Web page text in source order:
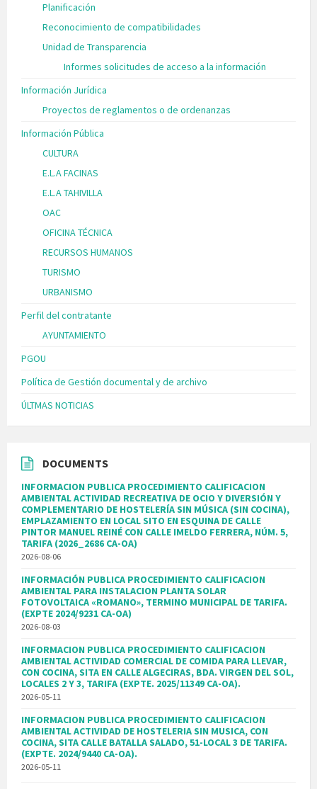
Planificación
Reconocimiento de compatibilidades
Unidad de Transparencia
Informes solicitudes de acceso a la información
Información Jurídica
Proyectos de reglamentos o de ordenanzas
Información Pública
CULTURA
E.L.A FACINAS
E.L.A TAHIVILLA
OAC
OFICINA TÉCNICA
RECURSOS HUMANOS
TURISMO
URBANISMO
Perfil del contratante
AYUNTAMIENTO
PGOU
Política de Gestión documental y de archivo
ÚLTMAS NOTICIAS
DOCUMENTS
INFORMACION PUBLICA PROCEDIMIENTO CALIFICACION
AMBIENTAL ACTIVIDAD RECREATIVA DE OCIO Y DIVERSIÓN Y
COMPLEMENTARIO DE HOSTELERÍA SIN MÚSICA (SIN COCINA),
EMPLAZAMIENTO EN LOCAL SITO EN ESQUINA DE CALLE
PINTOR MANUEL REINÉ CON CALLE IMELDO FERRERA, NÚM. 5,
TARIFA (2026_2686 CA-OA)
2026-08-06
INFORMACIÓN PUBLICA PROCEDIMIENTO CALIFICACION
AMBIENTAL PARA INSTALACION PLANTA SOLAR
FOTOVOLTAICA «ROMANO», TERMINO MUNICIPAL DE TARIFA.
(EXPTE 2024/9231 CA-OA)
2026-08-03
INFORMACION PUBLICA PROCEDIMIENTO CALIFICACION
AMBIENTAL ACTIVIDAD COMERCIAL DE COMIDA PARA LLEVAR,
CON COCINA, SITA EN CALLE ALGECIRAS, BDA. VIRGEN DEL SOL,
LOCALES 2 Y 3, TARIFA (EXPTE. 2025/11349 CA-OA).
2026-05-11
INFORMACION PUBLICA PROCEDIMIENTO CALIFICACION
AMBIENTAL ACTIVIDAD DE HOSTELERIA SIN MUSICA, CON
COCINA, SITA CALLE BATALLA SALADO, 51-LOCAL 3 DE TARIFA.
(EXPTE. 2024/9440 CA-OA).
2026-05-11